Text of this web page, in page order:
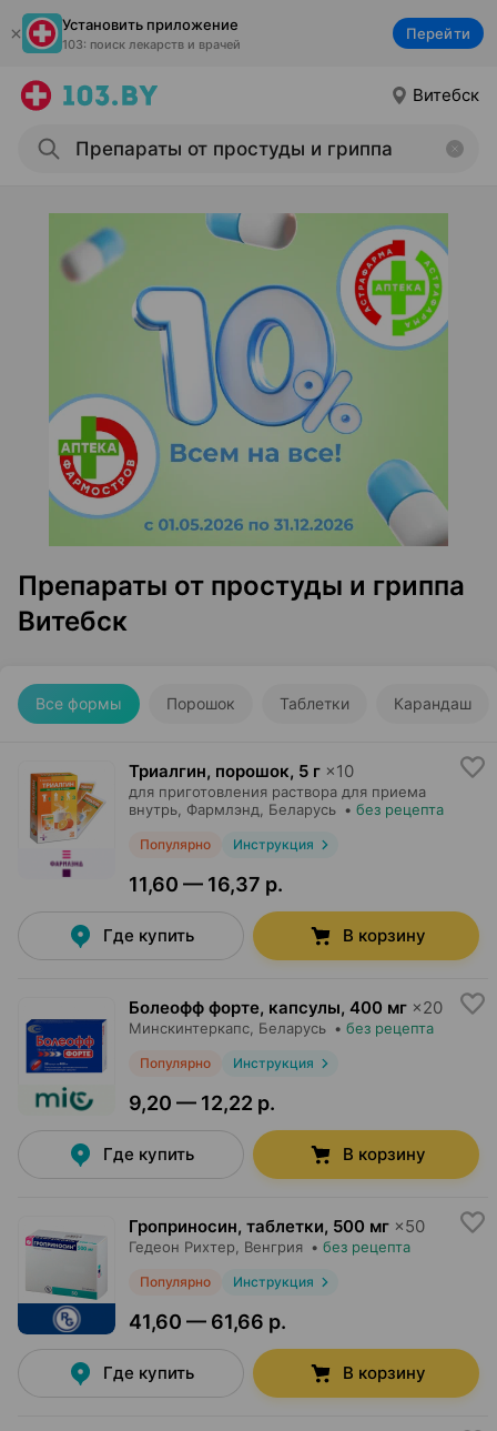
Установить приложение
103: поиск лекарств и врачей
Перейти
Витебск
Препараты от простуды и гриппа
Витебск
Все формы Порошок Таблетки Карандаш
Триалгин, порошок, 5 г ×10
для приготовления раствора для приема
внутрь, Фармлэнд , Беларусь • без рецепта
Популярно Инструкция
11,60 — 16,37 р.
Где купить В корзину
Болеофф форте, капсулы, 400 мг ×20
Минскинтеркапс , Беларусь • без рецепта
Популярно Инструкция
9,20 — 12,22 р.
Где купить В корзину
Гроприносин, таблетки, 500 мг ×50
Гедеон Рихтер , Венгрия • без рецепта
Популярно Инструкция
41,60 — 61,66 р.
Где купить В корзину